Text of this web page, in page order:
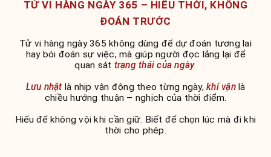
TỬ VI HÀNG NGÀY 365 – HIỂU THỜI, KHÔNG
ĐOÁN TRƯỚC
Tử vi hàng ngày 365 không dùng để dự đoán tương lai
hay bói đoán sự việc, mà giúp người đọc lắng lại để
quan sát trạng thái của ngày.
Lưu nhậtlà nhịp vận động theo từng ngày, khí vậnlà
chiều hướng thuận – nghịch của thời điểm.
Hiểu để không vội khi cần giữ. Biết để chọn lúc mà đi khi
thời cho phép.